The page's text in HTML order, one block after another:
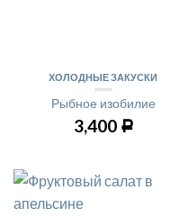
ХОЛОДНЫЕ ЗАКУСКИ
Рыбное изобилие
3,400 Р